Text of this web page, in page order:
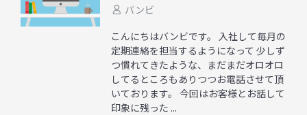
バンビ
こんにちはバンビです。 入社して毎月の
定期連絡を担当するようになって 少しず
つ慣れてきたような、まだまだオロオロ
してるところもありつつお電話させて頂
いております。 今回はお客様とお話して
印象に残った ...